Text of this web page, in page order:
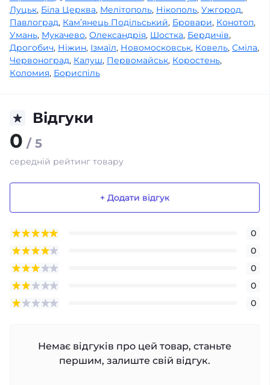
Луцьк, Біла Церква, Мелітополь, Нікополь, Ужгород,
Павлоград, Кам’янець Подільський, Бровари, Конотоп,
Умань, Мукачево, Олександрія, Шостка, Бердичів,
Дрогобич, Ніжин, Ізмаїл, Новомосковськ, Ковель, Сміла,
Червоноград, Калуш, Первомайськ, Коростень,
Коломия, Бориспіль
Відгуки
0 / 5
середній рейтинг товару
+ Додати відгук
0
0
0
0
0
Немає відгуків про цей товар, станьте
першим, залиште свій відгук.